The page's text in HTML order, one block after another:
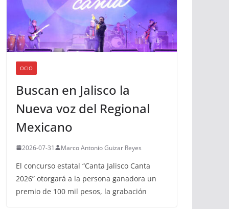
OCIO
Buscan en Jalisco la
Nueva voz del Regional
Mexicano
2026-07-31 Marco Antonio Guizar Reyes
El concurso estatal “Canta Jalisco Canta
2026” otorgará a la persona ganadora un
premio de 100 mil pesos, la grabación